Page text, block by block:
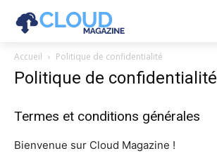
Accueil Politique de confidentialité
Politique de confidentialité
Termes et conditions générales
Bienvenue sur Cloud Magazine !